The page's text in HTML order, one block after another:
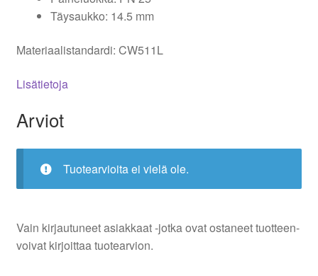
Täysaukko: 14.5 mm
Materiaalistandardi: CW511L
Lisätietoja
Arviot
Tuotearvioita ei vielä ole.
Vain kirjautuneet asiakkaat -jotka ovat ostaneet tuotteen-
voivat kirjoittaa tuotearvion.